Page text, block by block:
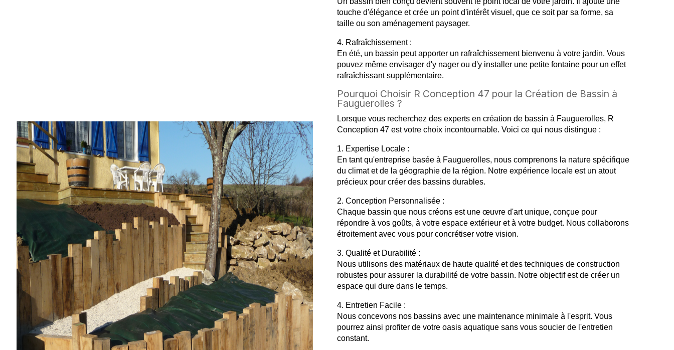
touche d'élégance et crée un point d'intérêt visuel, que ce soit par sa forme, sa
taille ou son aménagement paysager.
4. Rafraîchissement :
En été, un bassin peut apporter un rafraîchissement bienvenu à votre jardin. Vous
pouvez même envisager d'y nager ou d'y installer une petite fontaine pour un effet
rafraîchissant supplémentaire.
Pourquoi Choisir R Conception 47 pour la Création de Bassin à
Fauguerolles ?
Lorsque vous recherchez des experts en création de bassin à Fauguerolles, R
Conception 47 est votre choix incontournable. Voici ce qui nous distingue :
1. Expertise Locale :
En tant qu'entreprise basée à Fauguerolles, nous comprenons la nature spécifique
du climat et de la géographie de la région. Notre expérience locale est un atout
précieux pour créer des bassins durables.
2. Conception Personnalisée :
Chaque bassin que nous créons est une œuvre d'art unique, conçue pour
répondre à vos goûts, à votre espace extérieur et à votre budget. Nous collaborons
étroitement avec vous pour concrétiser votre vision.
3. Qualité et Durabilité :
Nous utilisons des matériaux de haute qualité et des techniques de construction
robustes pour assurer la durabilité de votre bassin. Notre objectif est de créer un
espace qui dure dans le temps.
4. Entretien Facile :
Nous concevons nos bassins avec une maintenance minimale à l'esprit. Vous
pourrez ainsi profiter de votre oasis aquatique sans vous soucier de l'entretien
constant.